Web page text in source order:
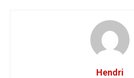
Hendri